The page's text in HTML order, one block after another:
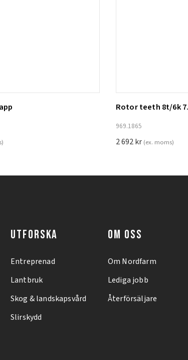
varukorg Lägg till i
Rotor teeth 8t/6k
969.1865
2 692kr (ex. moms)
UTFORSKA
Entreprenad
Lantbruk
Skog & landskapsvård
Slirskydd
OM OSS
Om Nordfarm
Lediga jobb
Återförsäljare